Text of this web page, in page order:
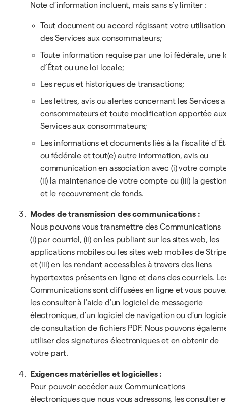
Note d’information incluent, mais sans s’y limiter :
Tout document ou accord régissant votre utilisation
des Services aux consommateurs;
Toute information requise par une loi fédérale, une
d’État ou une loi locale;
Les reçus et historiques de transactions;
Les lettres, avis ou alertes concernant les Services
consommateurs et toute modification apportée
Services aux consommateurs;
Les informations et documents liés à la fiscalité
ou fédérale et tout(e) autre information, avis ou
communication en association avec (i) votre
(ii) la maintenance de votre compte ou (iii) la
et le recouvrement de fonds.
Modes de transmission des communications :
Nous pouvons vous transmettre des Communications
(i) par courriel, (ii) en les publiant sur les sites web, les
applications mobiles ou les sites web mobiles de
et (iii) en les rendant accessibles à travers des liens
hypertextes présents en ligne et dans des courriels.
Communications sont diffusées en ligne et vous
les consulter à l’aide d’un logiciel de messagerie
électronique, d’un logiciel de navigation ou d’un
de consultation de fichiers PDF. Nous pouvons
utiliser des signatures électroniques et en obtenir de
votre part.
Exigences matérielles et logicielles :
Pour pouvoir accéder aux Communications
électroniques que nous vous adressons, les consulter